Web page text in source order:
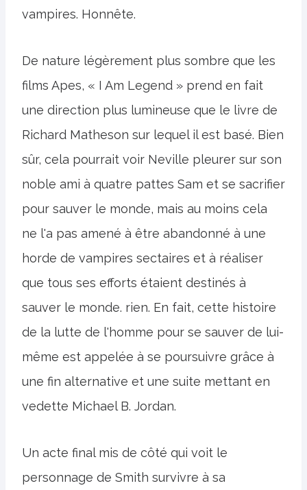
vampires. Honnête.
De nature légèrement plus sombre que les
films Apes, « I Am Legend » prend en fait
une direction plus lumineuse que le livre de
Richard Matheson sur lequel il est basé. Bien
sûr, cela pourrait voir Neville pleurer sur son
noble ami à quatre pattes Sam et se sacrifier
pour sauver le monde, mais au moins cela
ne l'a pas amené à être abandonné à une
horde de vampires sectaires et à réaliser
que tous ses efforts étaient destinés à
sauver le monde. rien. En fait, cette histoire
de la lutte de l'homme pour se sauver de lui-
même est appelée à se poursuivre grâce à
une fin alternative et une suite mettant en
vedette Michael B. Jordan.
Un acte final mis de côté qui voit le
personnage de Smith survivre à sa